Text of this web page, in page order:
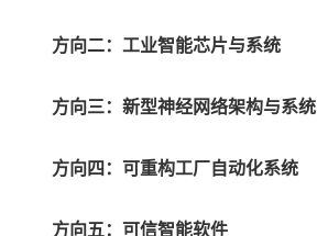
方向二：工业智能芯片与系统
方向三：新型神经网络架构与系统
方向四：可重构工厂自动化系统
方向五：可信智能软件